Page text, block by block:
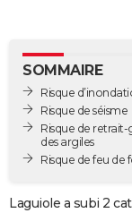
GUIDES D'ACHAT
BONS PLANS
CARTE DE VOEUX
Carte de Noël
Carte Bonne année
Carte Saint-Valentin
Carte Pâques
Carte d'anniversaire
DICTIONNAIRE
Dictionnaire
Biographies
Citations
Expressions
Proverbes
PROGRAMME TV
SOMMAIRE
Risque
Risque de séisme
Risque de
des argiles
Risque de feu de
Laguiole a subi 2